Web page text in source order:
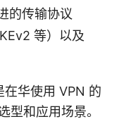
的传输协议
等）以及
在华使用 VPN 的
型和应用场景。